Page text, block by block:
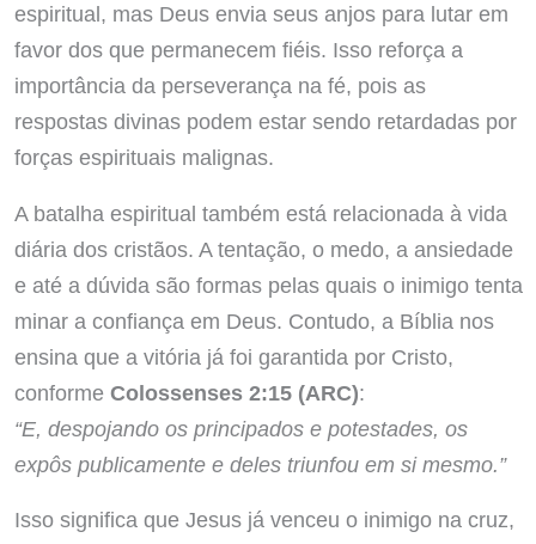
espiritual, mas Deus envia seus anjos para lutar em
favor dos que permanecem fiéis. Isso reforça a
importância da perseverança na fé, pois as
respostas divinas podem estar sendo retardadas por
forças espirituais malignas.
A batalha espiritual também está relacionada à vida
diária dos cristãos. A tentação, o medo, a ansiedade
e até a dúvida são formas pelas quais o inimigo tenta
minar a confiança em Deus. Contudo, a Bíblia nos
ensina que a vitória já foi garantida por Cristo,
conforme Colossenses 2:15 (ARC):
“E, despojando os principados e potestades, os
expôs publicamente e deles triunfou em si mesmo.”
Isso significa que Jesus já venceu o inimigo na cruz,